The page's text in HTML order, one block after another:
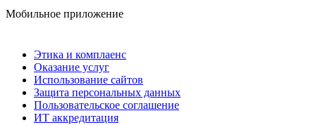
Мобильное приложение
Этика и комплаенс
Оказание услуг
Использование сайтов
Защита персональных данных
Пользовательское соглашение
ИТ аккредитация